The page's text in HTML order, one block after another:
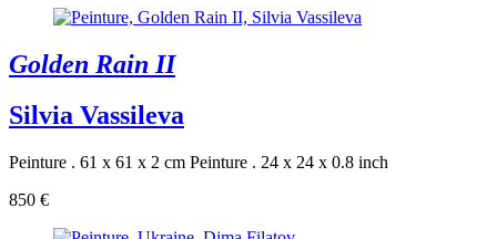
Golden Rain II
Silvia Vassileva
Peinture . 61 x 61 x 2 cm Peinture . 24 x 24 x 0.8 inch
850 €